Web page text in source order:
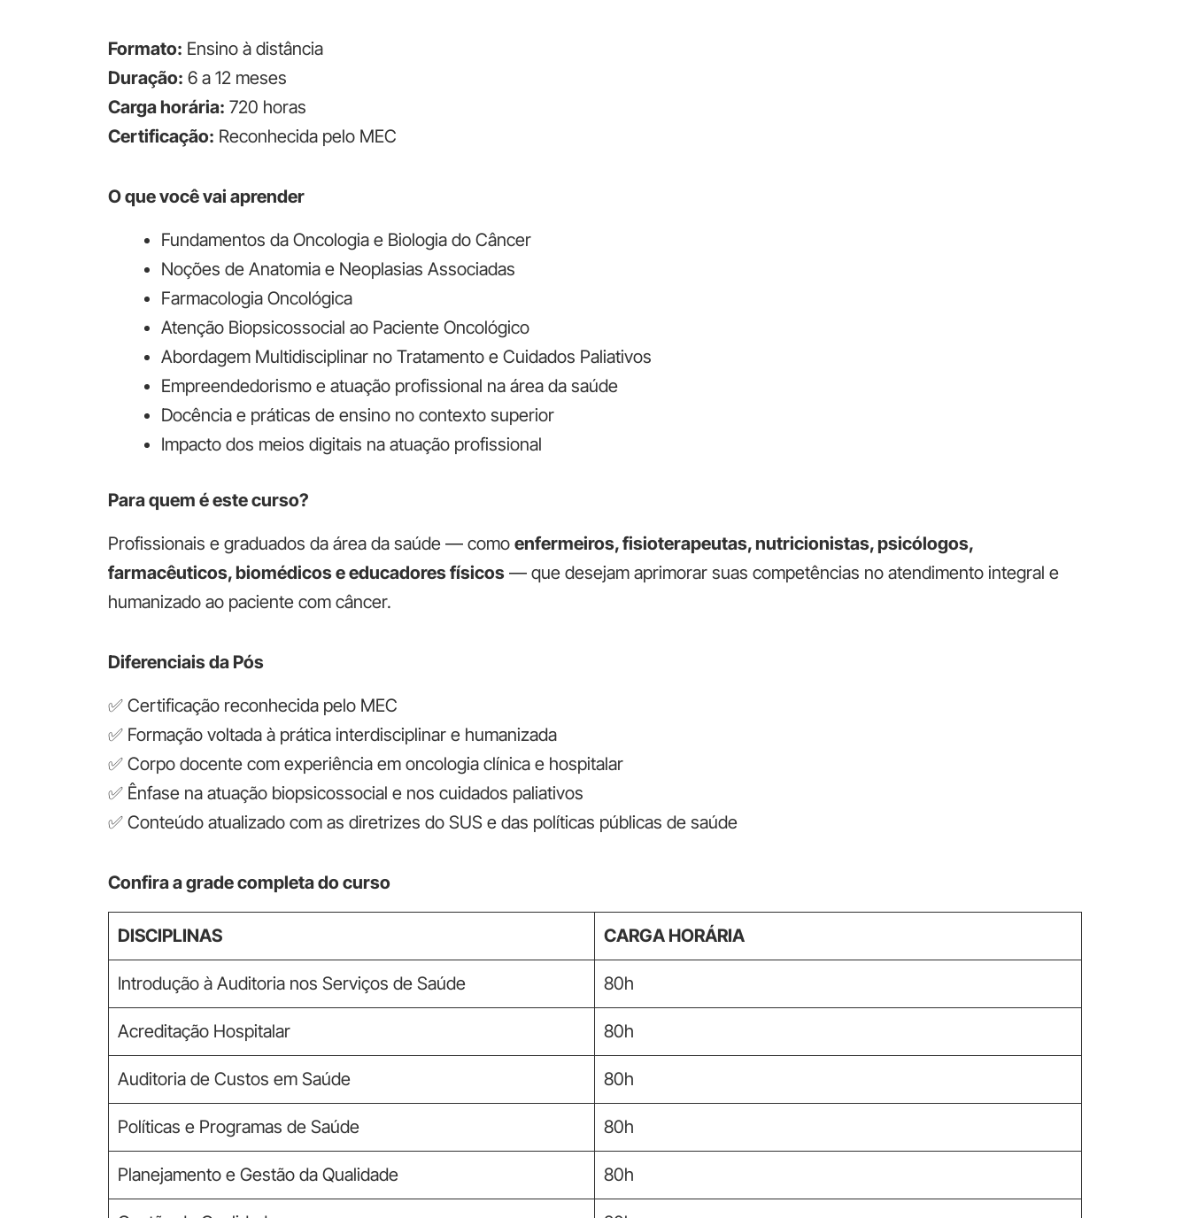
Formato: Ensino à distância
Duração: 6 a 12 meses
Carga horária: 720 horas
Certificação: Reconhecida pelo MEC
O que você vai aprender
Fundamentos da Oncologia e Biologia do Câncer
Noções de Anatomia e Neoplasias Associadas
Farmacologia Oncológica
Atenção Biopsicossocial ao Paciente Oncológico
Abordagem Multidisciplinar no Tratamento e Cuidados Paliativos
Empreendedorismo e atuação profissional na área da saúde
Docência e práticas de ensino no contexto superior
Impacto dos meios digitais na atuação profissional
Para quem é este curso?
Profissionais e graduados da área da saúde — como enfermeiros, fisioterapeutas, nutricionistas, psicólogos,
farmacêuticos, biomédicos e educadores físicos — que desejam aprimorar suas competências no atendimento integral e
humanizado ao paciente com câncer.
Diferenciais da Pós
✅ Certificação reconhecida pelo MEC
✅ Formação voltada à prática interdisciplinar e humanizada
✅ Corpo docente com experiência em oncologia clínica e hospitalar
✅ Ênfase na atuação biopsicossocial e nos cuidados paliativos
✅ Conteúdo atualizado com as diretrizes do SUS e das políticas públicas de saúde
Confira a grade completa do curso
DISCIPLINAS CARGA HORÁRIA
Introdução à Auditoria nos Serviços de Saúde 80h
Acreditação Hospitalar 80h
Auditoria de Custos em Saúde 80h
Políticas e Programas de Saúde 80h
Planejamento e Gestão da Qualidade 80h